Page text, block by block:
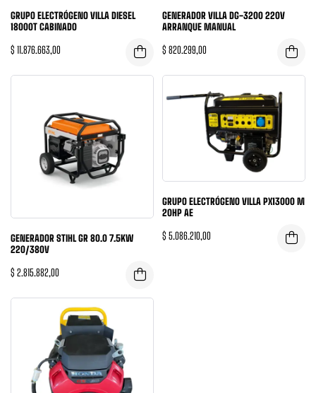
GRUPO ELECTRÓGENO VILLA DIESEL
18000T CABINADO
$ 11.876.663,00
GENERADOR VILLA DG-3200 220V
ARRANQUE MANUAL
$ 820.299,00
GENERADOR STIHL GR 80.0 7.5KW
220/380V
$ 2.815.882,00
GRUPO ELECTRÓGENO VILLA PX13000 M
20HP AE
$ 5.086.210,00